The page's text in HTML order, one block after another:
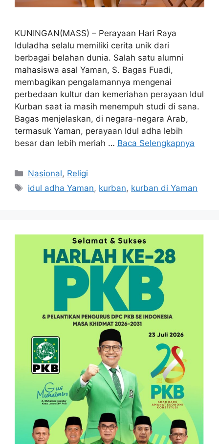
KUNINGAN(MASS) – Perayaan Hari Raya
Iduladha selalu memiliki cerita unik dari
berbagai belahan dunia. Salah satu alumni
mahasiswa asal Yaman, S. Bagas Fuadi,
membagikan pengalamannya mengenai
perbedaan kultur dan kemeriahan perayaan Idul
Kurban saat ia masih menempuh studi di sana.
Bagas menjelaskan, di negara-negara Arab,
termasuk Yaman, perayaan Idul adha lebih
besar dan lebih meriah … Baca Selengkapnya
Kategori
Nasional, Religi
Tag
idul adha Yaman, kurban, kurban di Yaman